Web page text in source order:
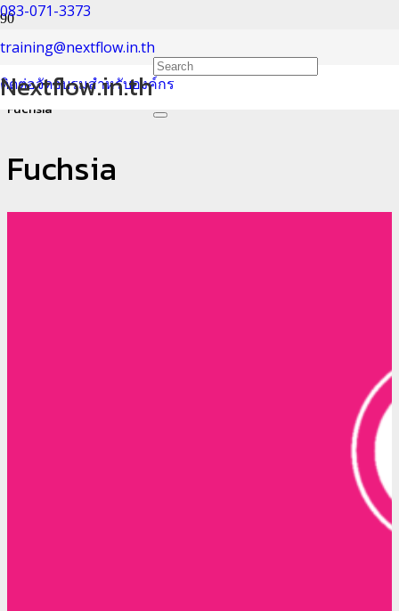
083-071-3373
training@nextflow.in.th
ติดต่อจัดอบรมสำหรับองค์กร
Nextflow.in.th
Fuchsia
Home
Fuchsia
Fuchsia